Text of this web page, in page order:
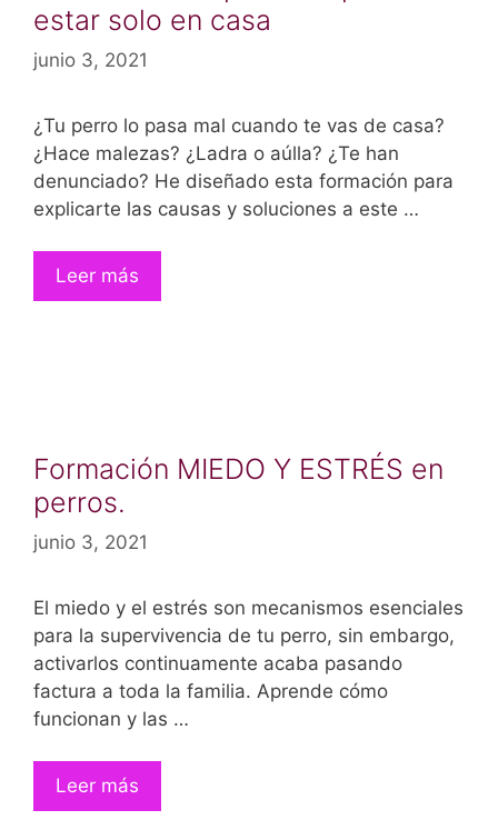
estar solo en casa
junio 3, 2021
¿Tu perro lo pasa mal cuando te vas de casa?
¿Hace malezas? ¿Ladra o aúlla? ¿Te han
denunciado? He diseñado esta formación para
explicarte las causas y soluciones a este …
Leer más
Formación MIEDO Y ESTRÉS en
perros.
junio 3, 2021
El miedo y el estrés son mecanismos esenciales
para la supervivencia de tu perro, sin embargo,
activarlos continuamente acaba pasando
factura a toda la familia. Aprende cómo
funcionan y las …
Leer más